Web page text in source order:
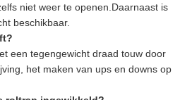
niet weer te openen.Daarnaast is
beschikbaar.
een tegengewicht draad touw door
het maken van ups en downs op